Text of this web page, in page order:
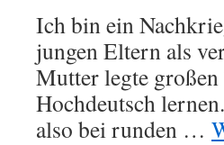
Ich bin ein
jungen Eltern als
Mutter legte
Hochdeutsch
also bei runden …